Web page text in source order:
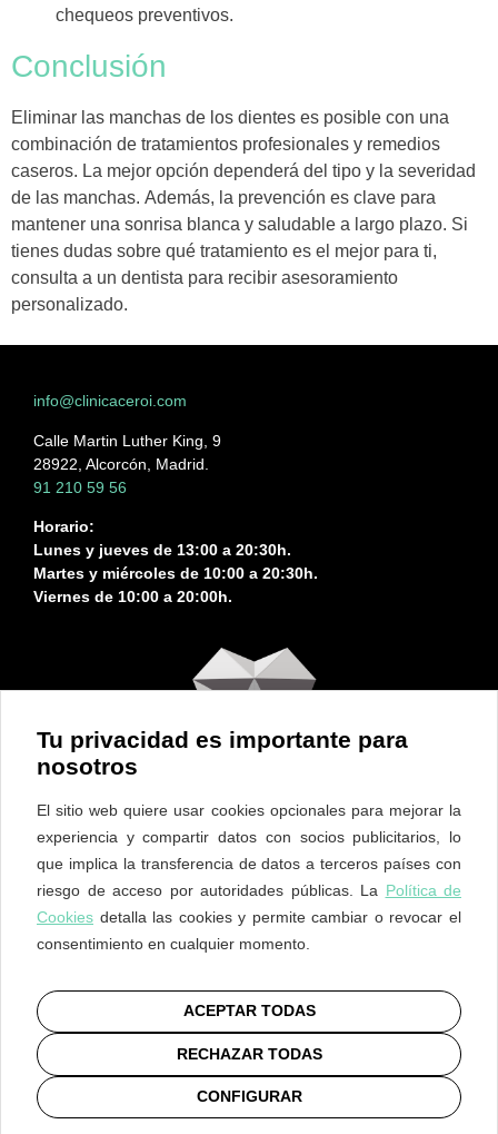
chequeos preventivos.
Conclusión
Eliminar las manchas de los dientes es posible con una
combinación de tratamientos profesionales y remedios
caseros. La mejor opción dependerá del tipo y la severidad
de las manchas. Además, la prevención es clave para
mantener una sonrisa blanca y saludable a largo plazo. Si
tienes dudas sobre qué tratamiento es el mejor para ti,
consulta a un dentista para recibir asesoramiento
personalizado.
info@clinicaceroi.com
Calle Martin Luther King, 9
28922, Alcorcón, Madrid.
91 210 59 56
Horario:
Lunes y jueves de 13:00 a 20:30h.
Martes y miércoles de 10:00 a 20:30h.
Viernes de 10:00 a 20:00h.
ES
Privacidad/Cookies/Legal
Tu privacidad es importante para
nosotros
El sitio web quiere usar cookies opcionales para mejorar la
experiencia y compartir datos con socios publicitarios, lo
que implica la transferencia de datos a terceros países con
riesgo de acceso por autoridades públicas. La Política de
Cookies detalla las cookies y permite cambiar o revocar el
consentimiento en cualquier momento.
ACEPTAR TODAS
RECHAZAR TODAS
CONFIGURAR